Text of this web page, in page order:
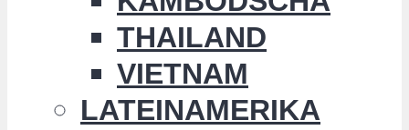
THAILAND
VIETNAM
LATEINAMERIKA